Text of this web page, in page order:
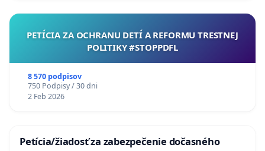
PETÍCIA ZA OCHRANU DETÍ A REFORMU TRESTNEJ
POLITIKY #STOPPDFL
8 570 podpisov
750 Podpisy / 30 dni
2 Feb 2026
Petícia/žiadosť za zabezpečenie dočasného